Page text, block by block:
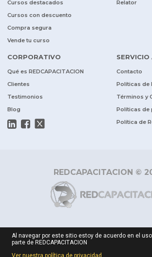
Cursos destacados
Cursos con descuento
Compra segura
Vende tu curso
Relator
CORPORATIVO
Qué es REDCAPACITACION
Clientes
Testimonios
Blog
SERVICIO
Contacto
Políticas de
Términos y
Políticas de
Política de
REDCAPACITACION ©
Al navegar por este sitio estoy de acuerdo en el
parte de REDCAPACITACION
Ver nuestra política de privacidad